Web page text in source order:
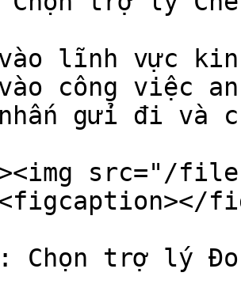
lĩnh vực
công việc
gửi đi và
src="/
Chọn trợ lý